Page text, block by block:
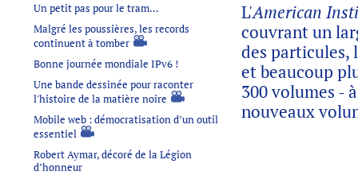
Un petit pas pour le tram…
Malgré les poussières, les records
continuent à tomber
Bonne journée mondiale IPv6 !
Une bande dessinée pour raconter
l'histoire de la matière noire
Mobile web : démocratisation d’un outil
essentiel
Robert Aymar, décoré de la Légion
d’honneur
L'American
couvrant un
des particules,
et beaucoup
300 volumes -
nouveaux